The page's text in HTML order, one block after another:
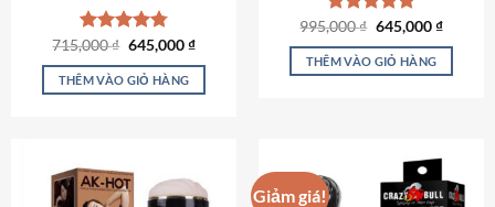
Được xếp
hạng4.79
5 sao
715,000₫ Giá
là:
715,000 ₫.
645,000₫Giá
tại
THÊM VÀO GIỎ HÀNG
Được xếp
hạng4.88
5 sao
995,000₫ Giá
là:
995,000 ₫.
645,000₫Giá
tại
THÊM VÀO GIỎ HÀNG
Giảm giá!